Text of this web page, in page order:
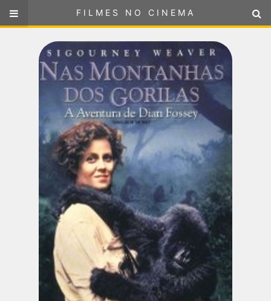
FILMES NO CINEMA
ou selecione sua localização
FILMES NO CINEMA
SELECIONE SUA LOCALIZAÇÃO
FILMES EM CARTAZ
PRÓXIMOS LANÇAMENTOS
GÊNEROS
PÁGINA INICIAL
FilmesNoCinema.com.bré o maior localizador de filmes e
sessões de cinema no Brasil. Através dele, você pode
encontrar os filmes no cinema mais próximos a você ou a
qualquer cidade em território brasileiro. Você pode também
acessar informações sobre cinemas, horários, assistir aos
trailers e muito mais.